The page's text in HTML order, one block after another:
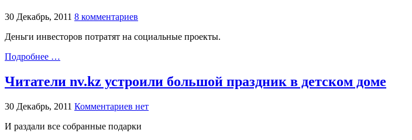
30 Декабрь, 2011 8 комментариев
Деньги инвесторов потратят на социальные проекты.
Подробнее …
Читатели nv.kz устроили большой праздник в детском доме
30 Декабрь, 2011 Комментариев нет
И раздали все собранные подарки